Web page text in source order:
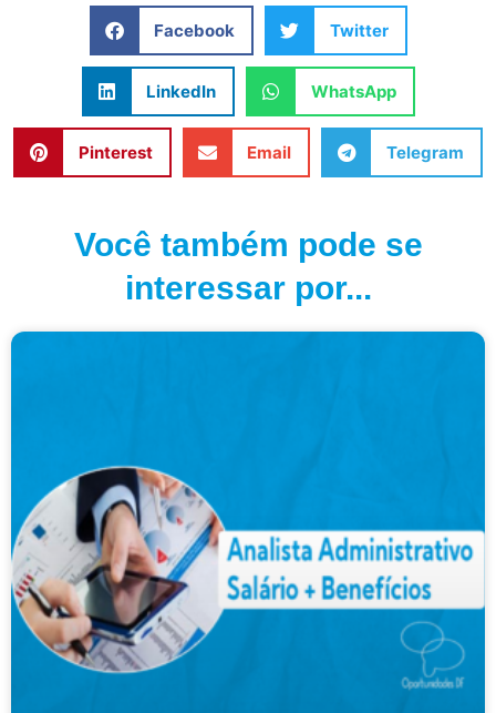
Facebook Twitter
LinkedIn WhatsApp
Pinterest Email Telegram
Você também pode se
interessar por...